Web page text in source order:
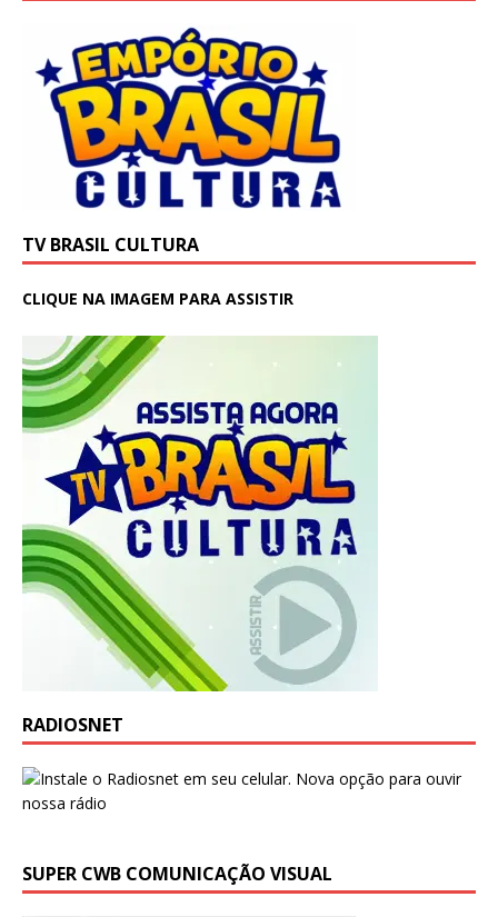
TV BRASIL CULTURA
CLIQUE NA IMAGEM PARA ASSISTIR
RADIOSNET
SUPER CWB COMUNICAÇÃO VISUAL